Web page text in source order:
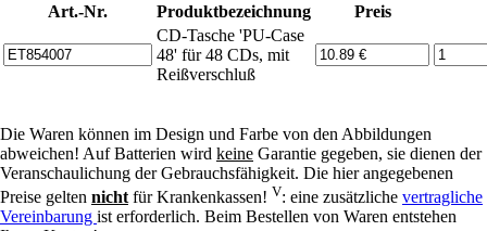
Art.-Nr.
Produktbezeichnung
Preis
CD-Tasche 'PU-Case
48' für 48 CDs, mit
Reißverschluß
Die Waren können im Design und Farbe von den Abbildungen
abweichen! Auf Batterien wird keine Garantie gegeben, sie dienen der
Veranschaulichung der Gebrauchsfähigkeit. Die hier angegebenen
Preise gelten nicht für Krankenkassen! V: eine zusätzliche vertragliche
Vereinbarung ist erforderlich. Beim Bestellen von Waren entstehen